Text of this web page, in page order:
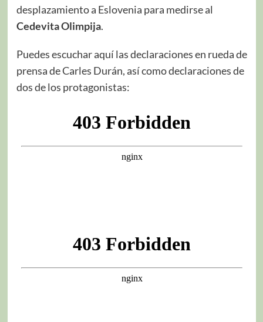
desplazamiento a Eslovenia para medirse al
Cedevita Olimpija.
Puedes escuchar aquí las declaraciones en rueda de
prensa de Carles Durán, así como declaraciones de
dos de los protagonistas: